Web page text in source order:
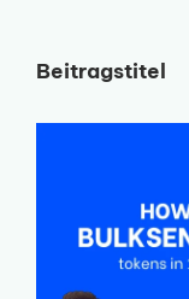
Beitragstitel